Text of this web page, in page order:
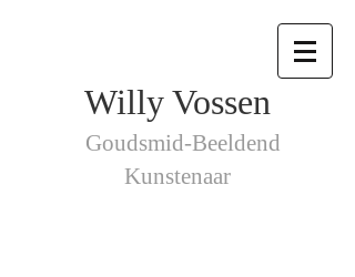
Willy Vossen
Goudsmid-Beeldend
Kunstenaar